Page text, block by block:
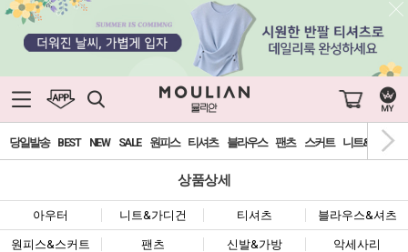
당일발송 BEST NEW SALE 원피스 티셔츠 블라우스 팬츠 스커트 니트&가디건
상품상세
아우터 니트&가디건 티셔츠 블라우스&셔츠
원피스&스커트 팬츠 신발&가방 악세사리